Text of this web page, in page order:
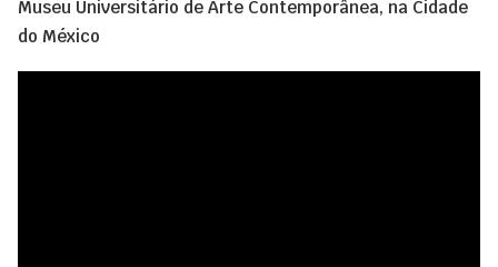
Museu Universitário de Arte Contemporânea, na Cidade
do México